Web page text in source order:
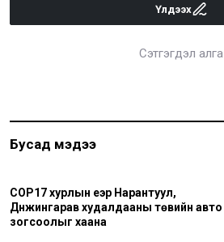
Үлдээх
Сэтгэгдэл алга
Бусад мэдээ
COP17 хурлын үеэр Нарантуул,
Дүнжингарав худалдааны төвийн авто
зогсоолыг хаана